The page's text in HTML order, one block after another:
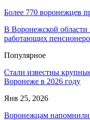
Более 770 воронежцев
В Воронежской области
работающих
Популярное
Стали известны
Воронеже в 2026 году
Янв 25, 2026
Воронежцам напомнили